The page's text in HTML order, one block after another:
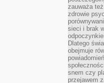
zauważa
zdrowie
sieci i brak
Dlatego
obejmuje
snem czy
przejawem